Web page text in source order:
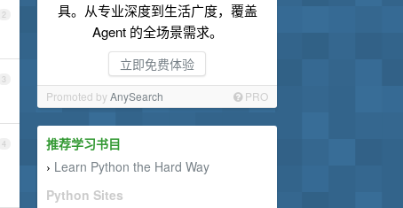
具。从专业深度到生活广度，覆盖
Agent 的全场景需求。
立即免费体验
Promoted byAnySearch PRO
推荐学习书目
› Learn Python the Hard Way
Python Sites
2
3
4